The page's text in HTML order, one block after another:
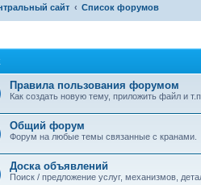
сайт Список форумов
Правила пользования форумом
Как создать новую тему, приложить файл и т.п.
Общий форум
Форум на любые темы связанные с кранами.
Доска объявлений
Поиск / предложение услуг, механизмов,